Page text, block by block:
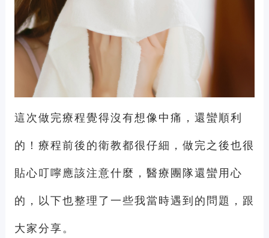
這次做完療程覺得沒有想像中痛，還蠻順利
的！療程前後的衛教都很仔細，做完之後也很
貼心叮嚀應該注意什麼，醫療團隊還蠻用心
的，以下也整理了一些我當時遇到的問題，跟
大家分享。